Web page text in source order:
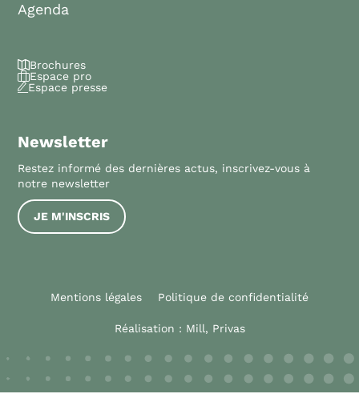
Agenda
Brochures
Espace pro
Espace presse
Newsletter
Restez informé des dernières actus, inscrivez-vous à
notre newsletter
JE M'INSCRIS
Mentions légales Politique de confidentialité
Réalisation : Mill, Privas